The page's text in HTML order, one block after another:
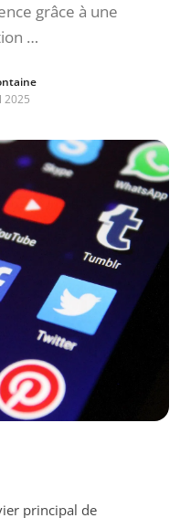
grâce à une
…
2025
principal de